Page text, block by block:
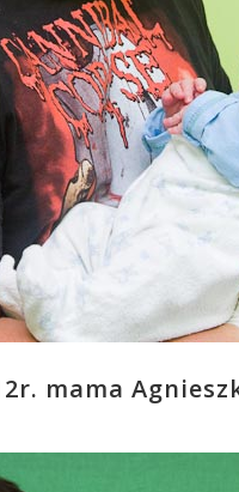
mama